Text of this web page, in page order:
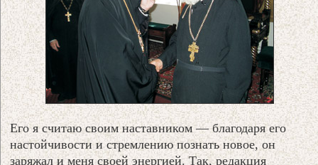
Его я считаю своим наставником — благодаря его
настойчивости и стремлению познать новое, он
заряжал и меня своей энергией. Так, редакция